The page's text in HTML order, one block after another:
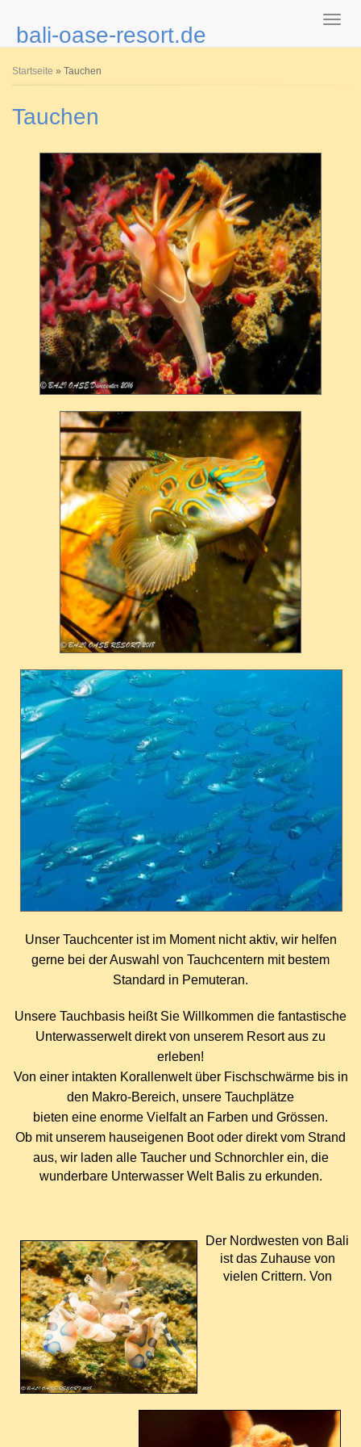
bali-oase-resort.de
Sie sind hier
Startseite » Tauchen
Tauchen
Unser Tauchcenter ist im Moment nicht aktiv, wir helfen
gerne bei der Auswahl von Tauchcentern mit bestem
Standard in Pemuteran.
Unsere Tauchbasis heißt Sie Willkommen die fantastische
Unterwasserwelt direkt von unserem Resort aus zu
erleben!
Von einer intakten Korallenwelt über Fischschwärme bis in
den Makro-Bereich, unsere Tauchpl ätze
bieten eine enorme Vielfalt an Farben und Grössen.
Ob mit unserem hauseigenen Boot oder direkt vom Strand
aus, wir laden alle Taucher und Schnorchler ein, die
wunderbare Unterwasser Welt Balis zu erkunden.
Der Nordwesten von Bali
ist das Zuhause von
vielen Crittern. Von